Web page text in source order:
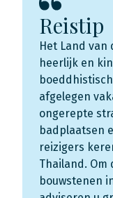
Reistip
Het Land van
heerlijk en
afgelegen
ongerepte
badplaatsen
reizigers
Thailand. Om
bouwstenen